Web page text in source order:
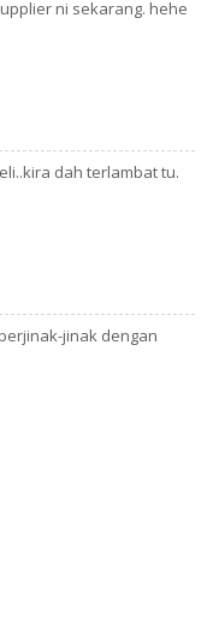
ni sekarang. hehe
dah terlambat tu.
jinak dengan